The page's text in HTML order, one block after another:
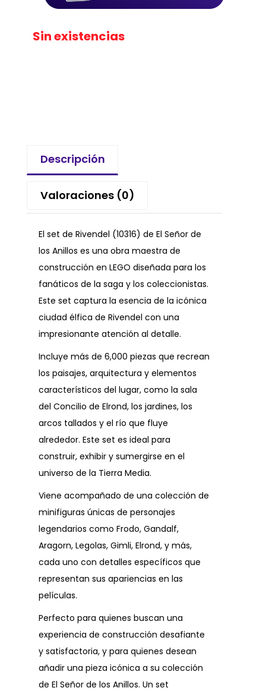
Sin existencias
Descripción
Valoraciones (0)
El set de Rivendel (10316) de El Señor de
los Anillos es una obra maestra de
construcción en LEGO diseñada para los
fanáticos de la saga y los coleccionistas.
Este set captura la esencia de la icónica
ciudad élfica de Rivendel con una
impresionante atención al detalle.
Incluye más de 6,000 piezas que recrean
los paisajes, arquitectura y elementos
característicos del lugar, como la sala
del Concilio de Elrond, los jardines, los
arcos tallados y el río que fluye
alrededor. Este set es ideal para
construir, exhibir y sumergirse en el
universo de la Tierra Media.
Viene acompañado de una colección de
minifiguras únicas de personajes
legendarios como Frodo, Gandalf,
Aragorn, Legolas, Gimli, Elrond, y más,
cada uno con detalles específicos que
representan sus apariencias en las
películas.
Perfecto para quienes buscan una
experiencia de construcción desafiante
y satisfactoria, y para quienes desean
añadir una pieza icónica a su colección
de El Señor de los Anillos. Un set